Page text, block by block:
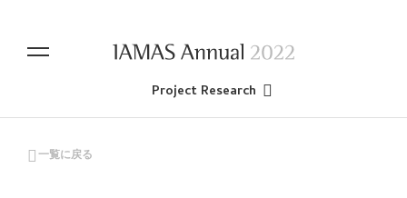
Project Research
一覧に戻る